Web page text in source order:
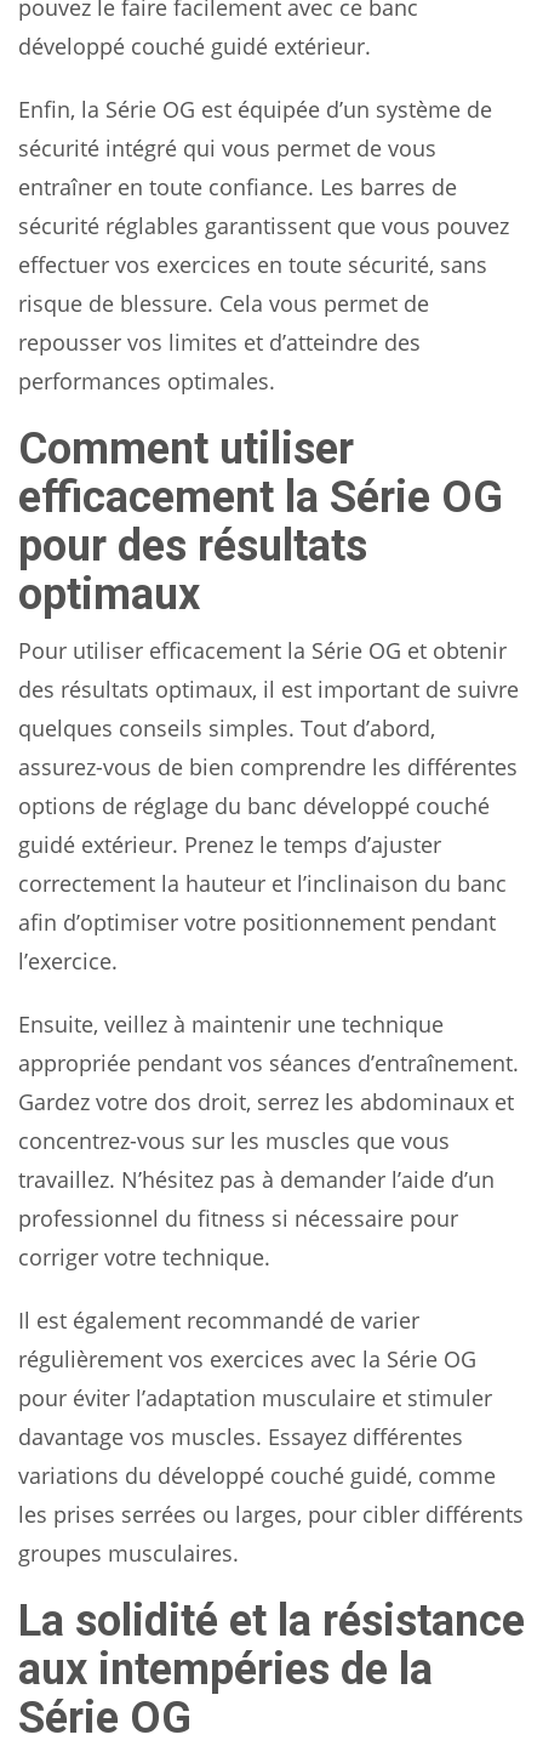
pouvez le faire facilement avec ce banc
développé couché guidé extérieur.
Enfin, la Série OG est équipée d’un système de
sécurité intégré qui vous permet de vous
entraîner en toute confiance. Les barres de
sécurité réglables garantissent que vous pouvez
effectuer vos exercices en toute sécurité, sans
risque de blessure. Cela vous permet de
repousser vos limites et d’atteindre des
performances optimales.
Comment utiliser
efficacement la Série OG
pour des résultats
optimaux
Pour utiliser efficacement la Série OG et obtenir
des résultats optimaux, il est important de suivre
quelques conseils simples. Tout d’abord,
assurez-vous de bien comprendre les différentes
options de réglage du banc développé couché
guidé extérieur. Prenez le temps d’ajuster
correctement la hauteur et l’inclinaison du banc
afin d’optimiser votre positionnement pendant
l’exercice.
Ensuite, veillez à maintenir une technique
appropriée pendant vos séances d’entraînement.
Gardez votre dos droit, serrez les abdominaux et
concentrez-vous sur les muscles que vous
travaillez. N’hésitez pas à demander l’aide d’un
professionnel du fitness si nécessaire pour
corriger votre technique.
Il est également recommandé de varier
régulièrement vos exercices avec la Série OG
pour éviter l’adaptation musculaire et stimuler
davantage vos muscles. Essayez différentes
variations du développé couché guidé, comme
les prises serrées ou larges, pour cibler différents
groupes musculaires.
La solidité et la résistance
aux intempéries de la
Série OG